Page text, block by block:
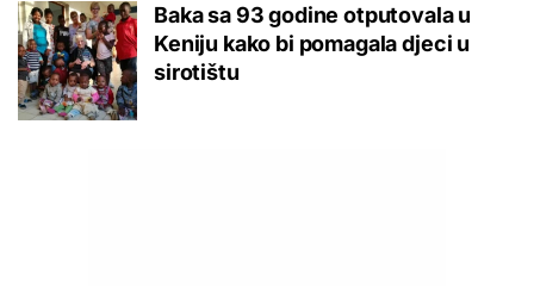
Baka sa 93 godine otputovala u
Keniju kako bi pomagala djeci u
sirotištu